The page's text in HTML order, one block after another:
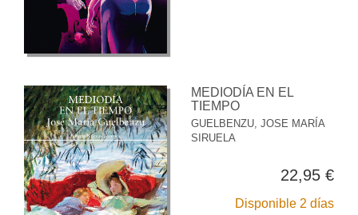
MEDIODÍA EN EL
TIEMPO
GUELBENZU, JOSE MARÍA
SIRUELA
22,95 €
Disponible 2 días